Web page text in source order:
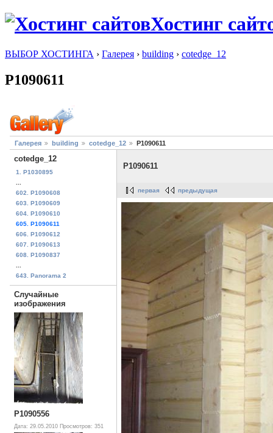
Хостинг
ВЫБОР ХОСТИНГА › Галерея › building › cotedge_12
P1090611
Галерея building cotedge_12 P1090611
cotedge_12
1. P1030895
...
602. P1090608
603. P1090609
604. P1090610
605. P1090611
606. P1090612
607. P1090613
608. P1090837
...
643. Panorama 2
Случайные
изображения
P1090556
Дата: 29.05.2010 Просмотров: 351
P1090611
первая предыдущая